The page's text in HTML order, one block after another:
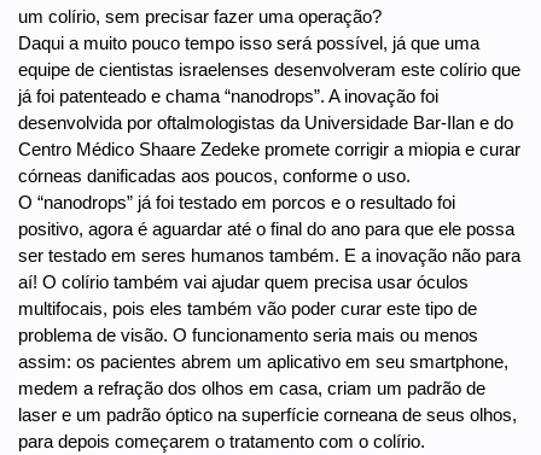
um colírio, sem precisar fazer uma operação?
Daqui a muito pouco tempo isso será possível, já que uma
equipe de cientistas israelenses desenvolveram este colírio que
já foi patenteado e chama “nanodrops”. A inovação foi
desenvolvida por oftalmologistas da Universidade Bar-Ilan e do
Centro Médico Shaare Zedeke promete corrigir a miopia e curar
córneas danificadas aos poucos, conforme o uso.
O “nanodrops” já foi testado em porcos e o resultado foi
positivo, agora é aguardar até o final do ano para que ele possa
ser testado em seres humanos também. E a inovação não para
aí! O colírio também vai ajudar quem precisa usar óculos
multifocais, pois eles também vão poder curar este tipo de
problema de visão. O funcionamento seria mais ou menos
assim: os pacientes abrem um aplicativo em seu smartphone,
medem a refração dos olhos em casa, criam um padrão de
laser e um padrão óptico na superfície corneana de seus olhos,
para depois começarem o tratamento com o colírio.